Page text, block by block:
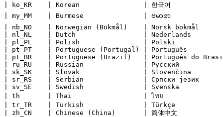
| ko_KR    | Korean                | 한국어              |
| my_MM    | Burmese               | ဗမာစာ
| nb_NO    | Norwegian (Bokmål)    | Norsk bokmål
| nl_NL    | Dutch                 | Nederlands
| pl_PL    | Polish                | Polski              |
| pt_PT    | Portuguese (Portugal) | Português
| pt_BR    | Portuguese (Brazil)   | Português do
| ru_RU    | Russian               | Русский
| sk_SK    | Slovak                | Slovenčina
| sr_RS    | Serbian               | Српски језик
| sv_SE    | Swedish               | Svenska
| th       | Thai                  | ไทย                 |
| tr_TR    | Turkish               | Türkçe              |
| zh_CN    | Chinese (China)       | 简体中文